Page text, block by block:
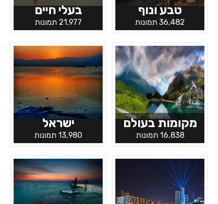
טבע ונוף
36,482 תמונות
בעלי חיים
21,977 תמונות
מקומות בעולם
16,838 תמונות
ישראל
13,980 תמונות